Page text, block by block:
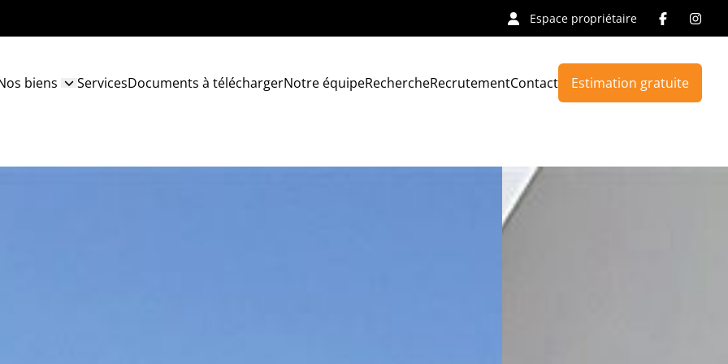
Espace propriétaire
biens ServicesDocuments à téléchargerNotre équipeRechercheRecrutementContact Estimation gratuite